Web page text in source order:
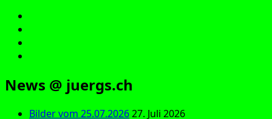
News @ juergs.ch
Bilder vom 25.07.202627. Juli 2026